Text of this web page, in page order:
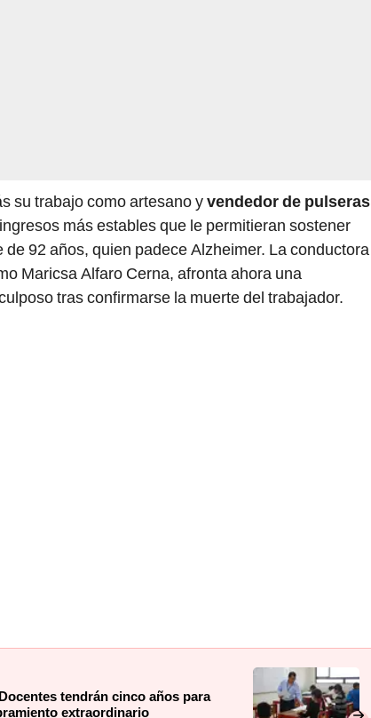
su trabajo como artesano yvendedor de pulseras
más estables que le permitieran sostener
92 años, quien padece Alzheimer. La conductora
Maricsa Alfaro Cerna, afronta ahora una
tras confirmarse la muerte del trabajador.
tendrán cinco años para
extraordinario